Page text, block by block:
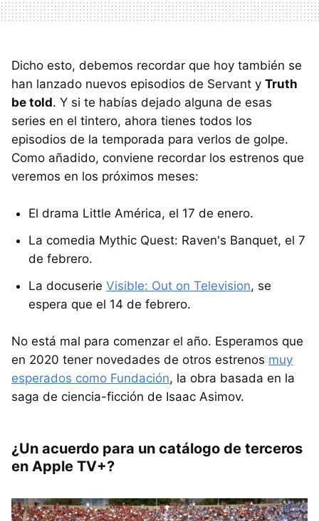
Dicho esto, debemos recordar que hoy también se
han lanzado nuevos episodios de Servant y Truth
be told. Y si te habías dejado alguna de esas
series en el tintero, ahora tienes todos los
episodios de la temporada para verlos de golpe.
Como añadido, conviene recordar los estrenos que
veremos en los próximos meses:
El drama Little América, el 17 de enero.
La comedia Mythic Quest: Raven's Banquet, el 7
de febrero.
La docuserie Visible: Out on Television, se
espera que el 14 de febrero.
No está mal para comenzar el año. Esperamos que
en 2020 tener novedades de otros estrenos muy
esperados como Fundación, la obra basada en la
saga de ciencia-ficción de Isaac Asimov.
¿Un acuerdo para un catálogo de terceros
en Apple TV+?